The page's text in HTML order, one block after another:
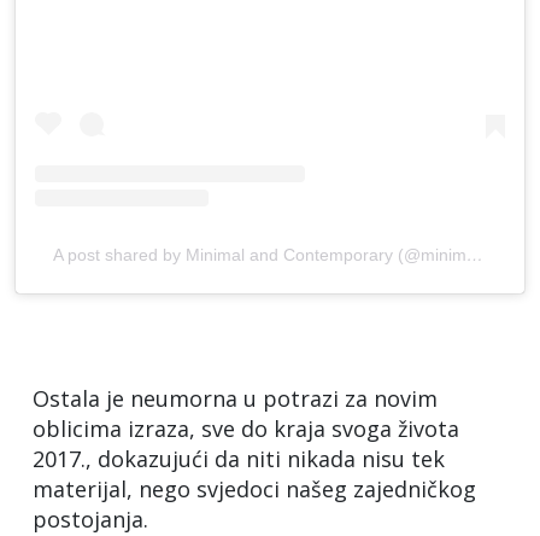
A post shared by Minimal and Contemporary (@minimalandcontemporary)
Ostala je neumorna u potrazi za novim
oblicima izraza, sve do kraja svoga života
2017., dokazujući da niti nikada nisu tek
materijal, nego svjedoci našeg zajedničkog
postojanja.